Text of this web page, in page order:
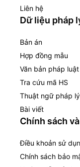
Liên hệ
Dữ liệu pháp
Bản án
Hợp đồng mẫu
Văn bản pháp luật
Tra cứu mã HS
Thuật ngữ pháp lý
Bài viết
Chính sách
Điều khoản sử
Chính sách bảo